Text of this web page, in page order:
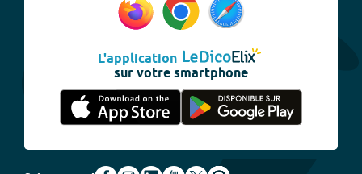
L'application
sur votre smartphone